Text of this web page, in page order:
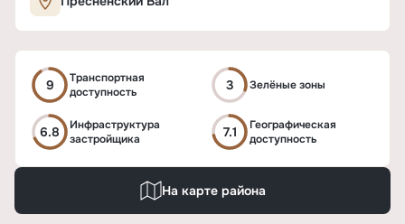
ТипЖК
Срок сдачи2026 - 2027
2,92–3,1 м, пентхаусы 4,1–5,4 м
9
Транспортная
доступность
3 Зелёные зоны
6.8
Инфраструктура
застройщика
7.1
Географическая
доступность
На карте района